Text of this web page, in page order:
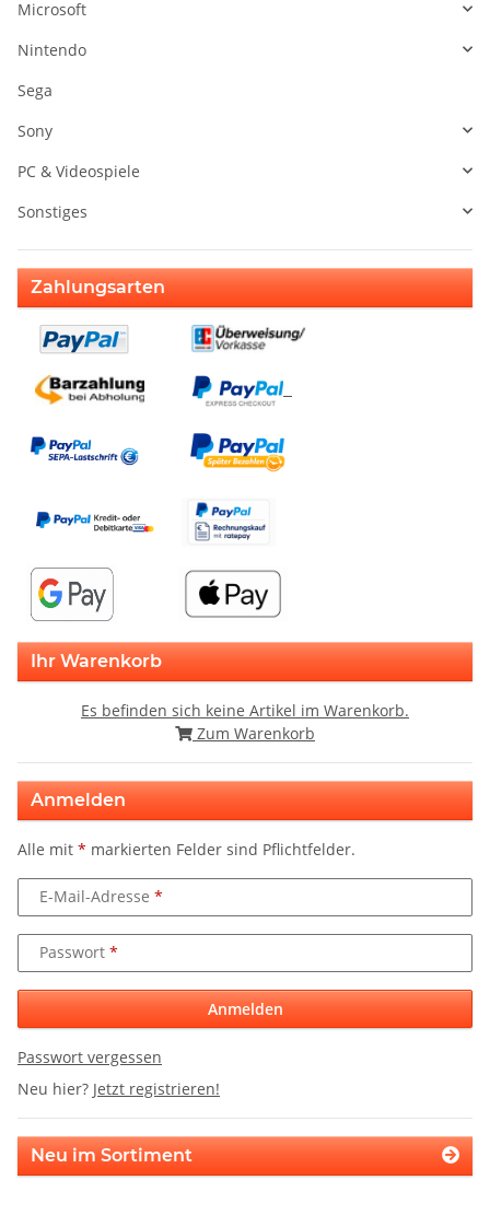
Microsoft
Nintendo
Sega
Sony
PC & Videospiele
Sonstiges
Zahlungsarten
Ihr Warenkorb
Es befinden sich keine Artikel im Warenkorb.
Zum Warenkorb
Anmelden
Alle mit * markierten Felder sind Pflichtfelder.
E-Mail-Adresse
Passwort
Anmelden
Passwort vergessen
Neu hier? Jetzt registrieren!
Neu im Sortiment